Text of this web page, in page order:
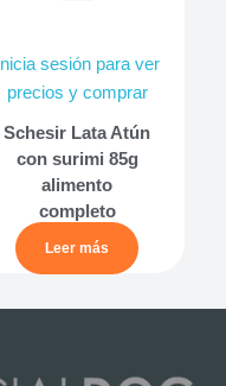
Inicia sesión para ver
precios y comprar
Schesir Lata Atún
con surimi 85g
alimento
completo
Leer más